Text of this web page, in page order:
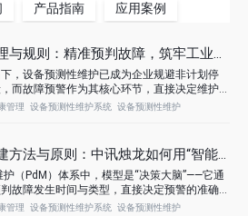
产品指南 应用案例
与规则：精准预判故障，筑牢工业智能
，设备预测性维护已成为企业规避非计划停
而故障预警作为其核心环节，直接决定维护策
管理 设备预测性维护系统 设备预测性维护
方法与原则：中讯烛龙如何用“智能大
故障发生时间与类型，直接决定预警的准确性
工业AI模型落地报告》显示，72%的PdM
管理 设备预测性维护系统 设备预测性维护